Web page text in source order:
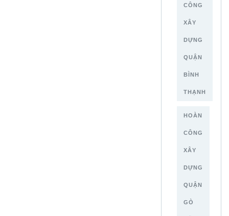
CÔNG
XÂY
DỰNG
QUẬN
BÌNH
THẠNH
HOÀN
CÔNG
XÂY
DỰNG
QUẬN
GÒ